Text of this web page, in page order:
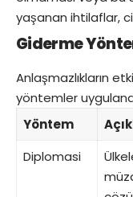
yaşanan ihtilaflar,
Giderme
Anlaşmazlıkların
yöntemler
Yöntem
Diplomasi